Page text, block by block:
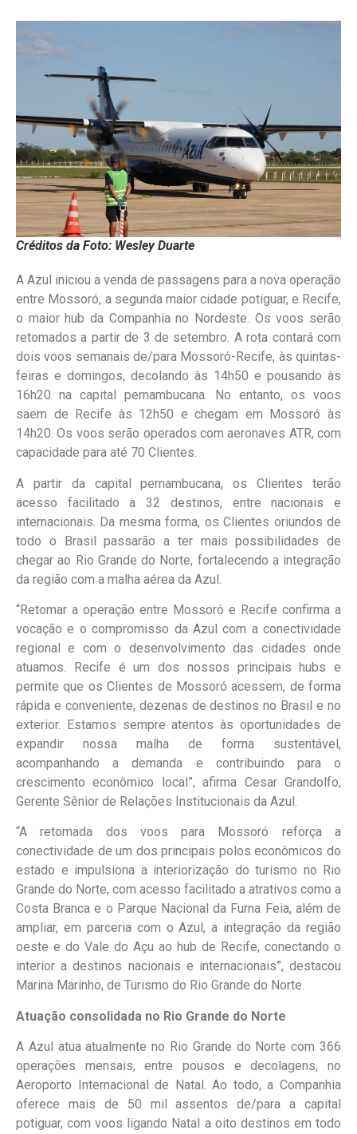
Créditos da Foto: Wesley Duarte
A Azul iniciou a venda de passagens para a nova operação
entre Mossoró, a segunda maior cidade potiguar, e Recife,
o maior hub da Companhia no Nordeste. Os voos serão
retomados a partir de 3 de setembro. A rota contará com
dois voos semanais de/para Mossoró-Recife, às quintas-
feiras e domingos, decolando às 14h50 e pousando às
16h20 na capital pernambucana. No entanto, os voos
saem de Recife às 12h50 e chegam em Mossoró às
14h20. Os voos serão operados com aeronaves ATR, com
capacidade para até 70 Clientes.
A partir da capital pernambucana, os Clientes terão
acesso facilitado a 32 destinos, entre nacionais e
internacionais. Da mesma forma, os Clientes oriundos de
todo o Brasil passarão a ter mais possibilidades de
chegar ao Rio Grande do Norte, fortalecendo a integração
da região com a malha aérea da Azul.
“Retomar a operação entre Mossoró e Recife confirma a
vocação e o compromisso da Azul com a conectividade
regional e com o desenvolvimento das cidades onde
atuamos. Recife é um dos nossos principais hubs e
permite que os Clientes de Mossoró acessem, de forma
rápida e conveniente, dezenas de destinos no Brasil e no
exterior. Estamos sempre atentos às oportunidades de
expandir nossa malha de forma sustentável,
acompanhando a demanda e contribuindo para o
crescimento econômico local”, afirma Cesar Grandolfo,
Gerente Sênior de Relações Institucionais da Azul.
“A retomada dos voos para Mossoró reforça a
conectividade de um dos principais polos econômicos do
estado e impulsiona a interiorização do turismo no Rio
Grande do Norte, com acesso facilitado a atrativos como a
Costa Branca e o Parque Nacional da Furna Feia, além de
ampliar, em parceria com o Azul, a integração da região
oeste e do Vale do Açu ao hub de Recife, conectando o
interior a destinos nacionais e internacionais”, destacou
Marina Marinho, de Turismo do Rio Grande do Norte.
Atuação consolidada no Rio Grande do Norte
A Azul atua atualmente no Rio Grande do Norte com 366
operações mensais, entre pousos e decolagens, no
Aeroporto Internacional de Natal. Ao todo, a Companhia
oferece mais de 50 mil assentos de/para a capital
potiguar, com voos ligando Natal a oito destinos em todo